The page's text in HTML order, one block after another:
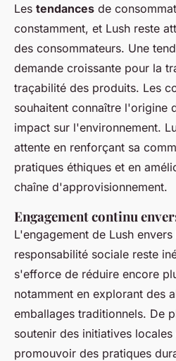
Les tendances de
constamment, et Lush reste
des consommateurs. Une
demande croissante pour la
traçabilité des produits. Les
souhaitent connaître l'origine
impact sur l'environnement.
attente en renforçant sa
pratiques éthiques et en
chaîne d'approvisionnement.
Engagement continu
L'engagement de Lush envers
responsabilité sociale reste
s'efforce de réduire encore
notamment en explorant des
emballages traditionnels. De
soutenir des initiatives
promouvoir des pratiques